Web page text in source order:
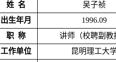
姓 名
吴子祯
出生年月
1996.09
职 称 讲师（校聘副教
工作单位
昆明理工大